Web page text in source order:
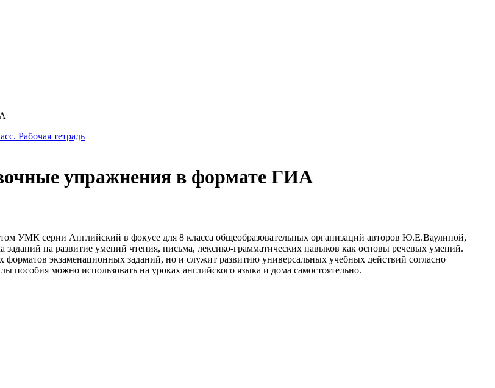
Рабочая тетрадь
упражнения в формате ГИА
УМК серии Английский в фокусе для 8 класса общеобразовательных организаций авторов Ю.Е.Ваулиной,
на развитие умений чтения, письма, лексико-грамматических навыков как основы речевых умений.
форматов экзаменационных заданий, но и служит развитию универсальных учебных действий согласно
пособия можно использовать на уроках английского языка и дома самостоятельно.